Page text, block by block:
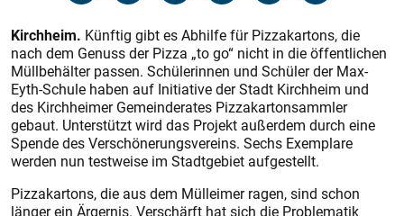
Kirchheim. Künftig gibt es Abhilfe für Pizzakartons, die
nach dem Genuss der Pizza „to go“ nicht in die öffentlichen
Müllbehälter passen. Schülerinnen und Schüler der Max-
Eyth-Schule haben auf Initiative der Stadt Kirchheim und
des Kirchheimer Gemeinderates Pizzakartonsammler
gebaut. Unterstützt wird das Projekt außerdem durch eine
Spende des Verschönerungsvereins. Sechs Exemplare
werden nun testweise im Stadtgebiet aufgestellt.
Pizzakartons, die aus dem Mülleimer ragen, sind schon
länger ein Ärgernis. Verschärft hat sich die Problematik